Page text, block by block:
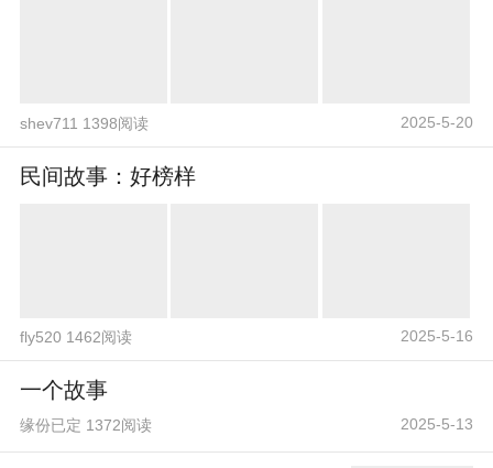
shev711 1398阅读 2025-5-20
民间故事：好榜样
fly520 1462阅读 2025-5-16
一个故事
缘份已定 1372阅读 2025-5-13